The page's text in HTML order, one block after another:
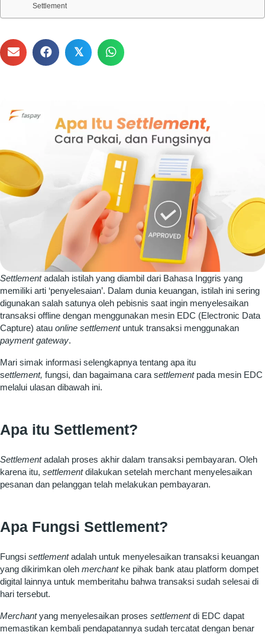
Settlement
𝕏
Settlementadalah istilah yang diambil dari Bahasa Inggris yang
memiliki arti ‘penyelesaian’. Dalam dunia keuangan, istilah ini sering
digunakan salah satunya oleh pebisnis saat ingin menyelesaikan
transaksi offline dengan menggunakan mesin EDC (Electronic Data
Capture) atau online settlementuntuk transaksi menggunakan
payment gateway.
Mari simak informasi selengkapnya tentang apa itu
settlement, fungsi, dan bagaimana cara settlement pada mesin EDC
melalui ulasan dibawah ini.
Apa itu Settlement?
Settlementadalah proses akhir dalam transaksi pembayaran. Oleh
karena itu, settlementdilakukan setelah merchant menyelesaikan
pesanan dan pelanggan telah melakukan pembayaran.
Apa Fungsi Settlement?
Fungsi settlementadalah untuk menyelesaikan transaksi keuangan
yang dikirimkan oleh merchantke pihak bank atau platform dompet
digital lainnya untuk memberitahu bahwa transaksi sudah selesai di
hari tersebut.
Merchantyang menyelesaikan proses settlementdi EDC dapat
memastikan kembali pendapatannya sudah tercatat dengan benar